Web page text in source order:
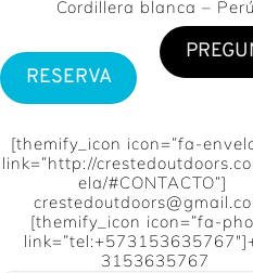
Cordillera blanca – Perú
RESERVA
[themify_icon icon=”fa-
link=”http://
ela/#CONTACTO”]
[themify_icon icon=”fa-
3153635767